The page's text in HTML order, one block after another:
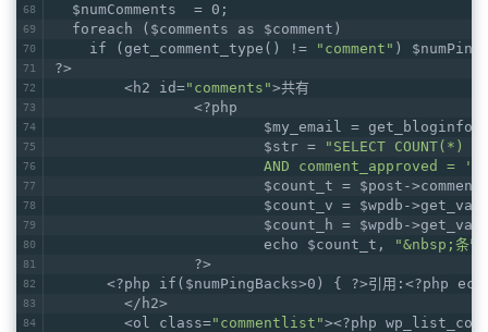
  $numComments  = 0;
  foreach ($comments as $comment)
    if (get_comment_type() !=
"comment" )
?>
	<h2 id=
"comments">共有
		<?php
$my_email =
			$str =
"SELECT COUNT(*)
AND comment_approved =
$count_t = $post-
$count_v = $wpdb-
$count_h = $wpdb-
			echo $count_t,
"&nbsp;条
		?>
<?php if($numPingBacks>0) { ?>引用:<?php
	<ol class=
"commentlist"><?php